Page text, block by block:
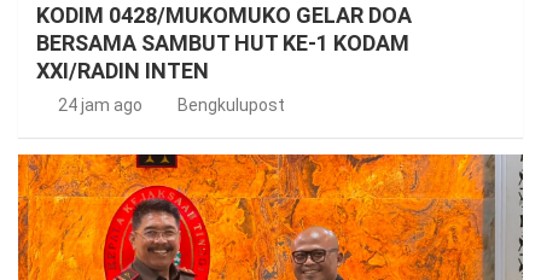
KODIM 0428/MUKOMUKO GELAR DOA
BERSAMA SAMBUT HUT KE-1 KODAM
XXI/RADIN INTEN
24 jam ago Bengkulupost